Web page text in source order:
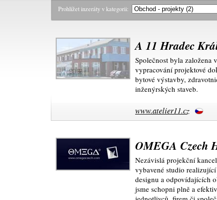
Prohlížet inzeráty v kategorii:
A 11 Hradec
Společnost byla založena
vypracování projektové
bytové výstavby,
inženýrských staveb.
www.atelier11.cz
OMEGA Czech
Nezávislá projekční
vybavené studio
designu a odpovídajících
jsme schopni plně a